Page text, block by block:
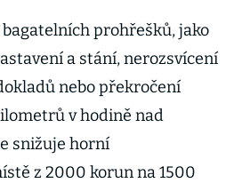
prohřešků, jako
a stání, nerozsvícení
nebo překročení
v hodině nad
snižuje horní
z 2000 korun na 1500